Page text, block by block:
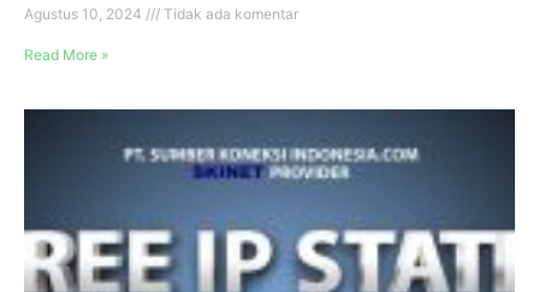
Agustus 10, 2024 Tidak ada komentar
Read More »